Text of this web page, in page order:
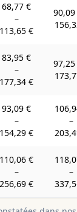
68,77 €
–
113,65 €
83,95 €
–
177,34 €
93,09 €
–
154,29 €
–
110,06 €
–
256,69 €
–